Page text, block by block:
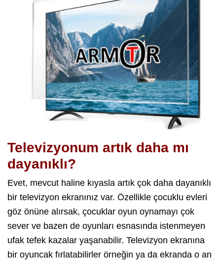
Televizyonum artık daha mı
dayanıklı?
Evet, mevcut haline kıyasla artık çok daha dayanıklı
bir televizyon ekranınız var. Özellikle çocuklu evleri
göz önüne alırsak, çocuklar oyun oynamayı çok
sever ve bazen de oyunları esnasında istenmeyen
ufak tefek kazalar yaşanabilir. Televizyon ekranına
bir oyuncak fırlatabilirler örneğin ya da ekranda o an